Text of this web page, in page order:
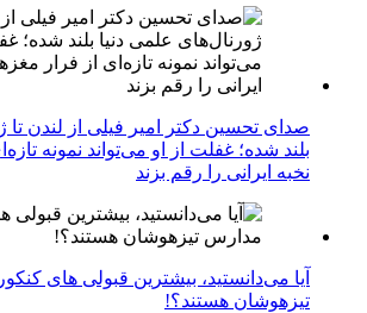
صدای تحسین دکتر امیر فیلی از لندن تا
بلند شده؛ غفلت از او می‌تواند نمونه
نخبه ایرانی را رقم بزند
آیا می‌دانستید، بیشترین قبولی های
تیزهوشان هستند؟!